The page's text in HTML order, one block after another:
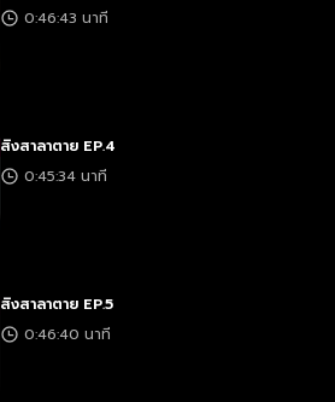
0:46:43 นาที
สิงสาลาตาย EP.4
0:45:34 นาที
สิงสาลาตาย EP.5
0:46:40 นาที